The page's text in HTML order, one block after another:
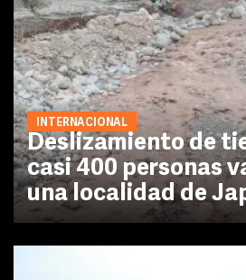
INTERNACIONAL
Deslizamiento de
casi 400 personas
una localidad de